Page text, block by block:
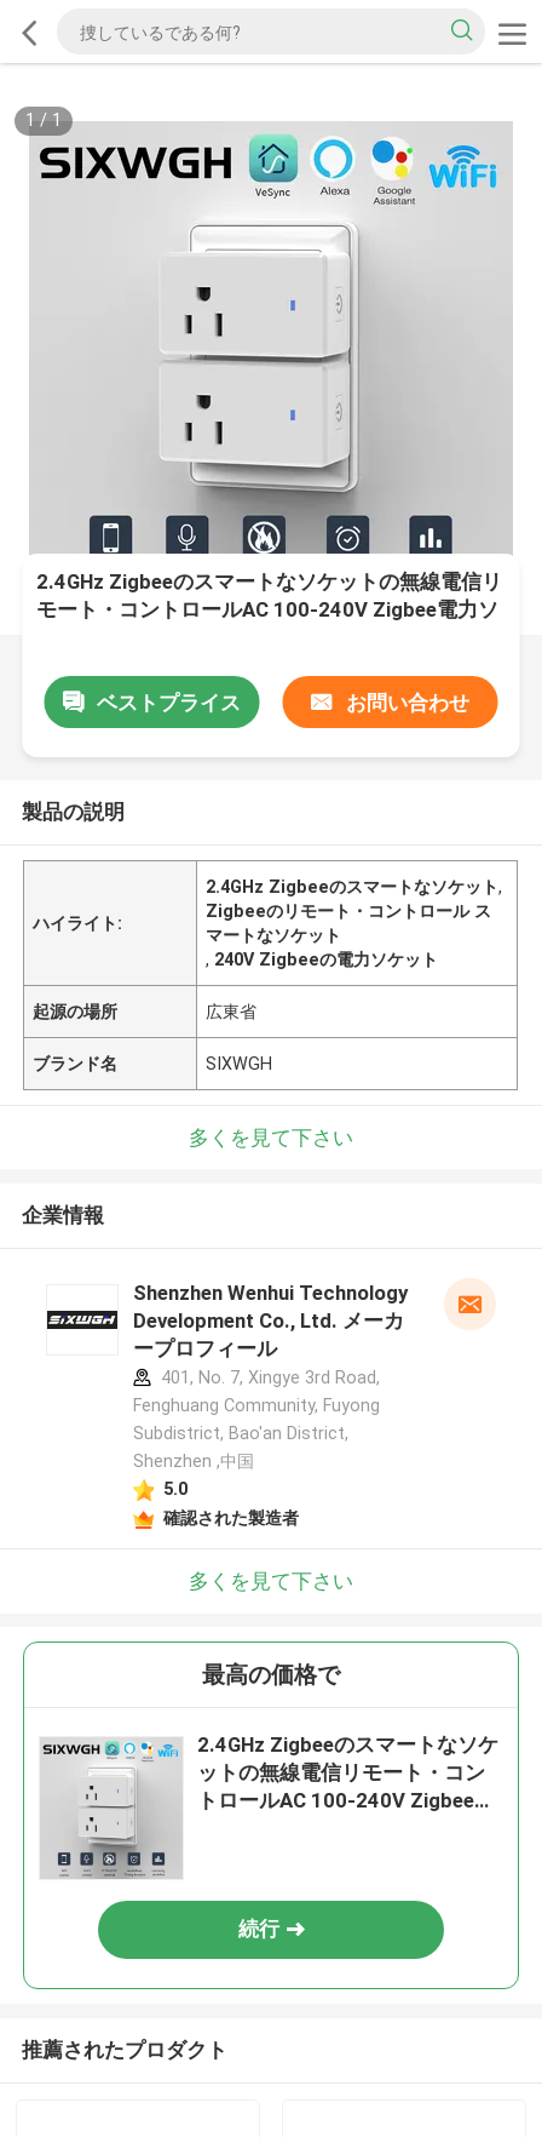
1 / 1
2.4GHz Zigbeeのスマートなソケットの無線電信リ
モート・コントロールAC 100-240V Zigbee電力ソ
ベストプライス お問い合わせ
製品の説明
ハイライト:
2.4GHz Zigbeeのスマートなソケット,
Zigbeeのリモート・コントロール ス
マートなソケット
, 240V Zigbeeの電力ソケット
起源の場所 広東省
ブランド名 SIXWGH
多くを見て下さい
企業情報
Shenzhen Wenhui Technology
Development Co., Ltd. メーカ
ープロフィール
401, No. 7, Xingye 3rd Road,
Fenghuang Community, Fuyong
Subdistrict, Bao'an District,
Shenzhen ,中国
5.0
確認された製造者
多くを見て下さい
最高の価格で
2.4GHz Zigbeeのスマートなソケ
ットの無線電信リモート・コン
トロールAC 100-240V Zigbee電
続行
推薦されたプロダクト